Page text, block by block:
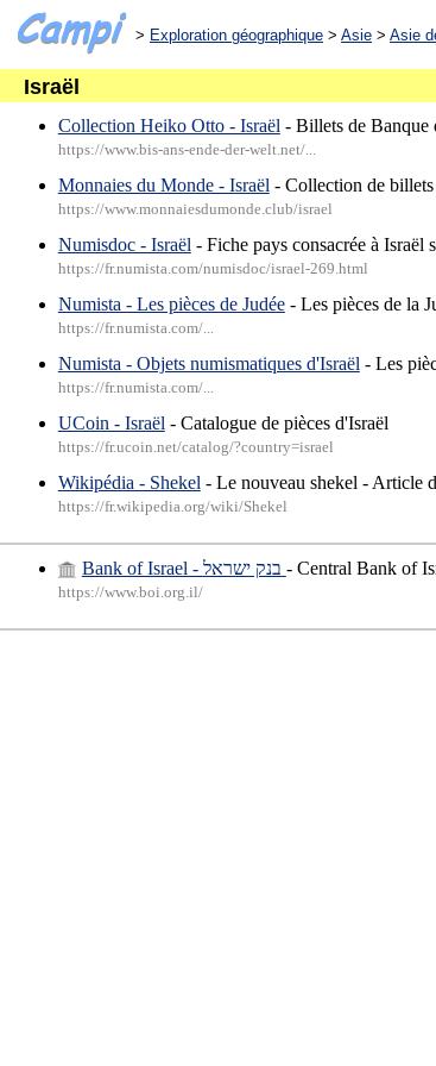
> Exploration géographique > Asie > Asie
Israël
Collection Heiko Otto - Israël - Billets de
https://www.bis-ans-ende-der-welt.net/...
Monnaies du Monde - Israël - Collection de
https://www.monnaiesdumonde.club/israel
Numisdoc - Israël - Fiche pays consacrée à Israël
https://fr.numista.com/numisdoc/israel-269.html
Numista - Les pièces de Judée- Les pièces de la
https://fr.numista.com/...
Numista - Objets numismatiques d'Israël - Les
https://fr.numista.com/...
UCoin - Israël - Catalogue de pièces d'Israël
https://fr.ucoin.net/catalog/?country=israel
Wikipédia - Shekel - Le nouveau shekel - Article
https://fr.wikipedia.org/wiki/Shekel
- Central Bank of
https://www.boi.org.il/